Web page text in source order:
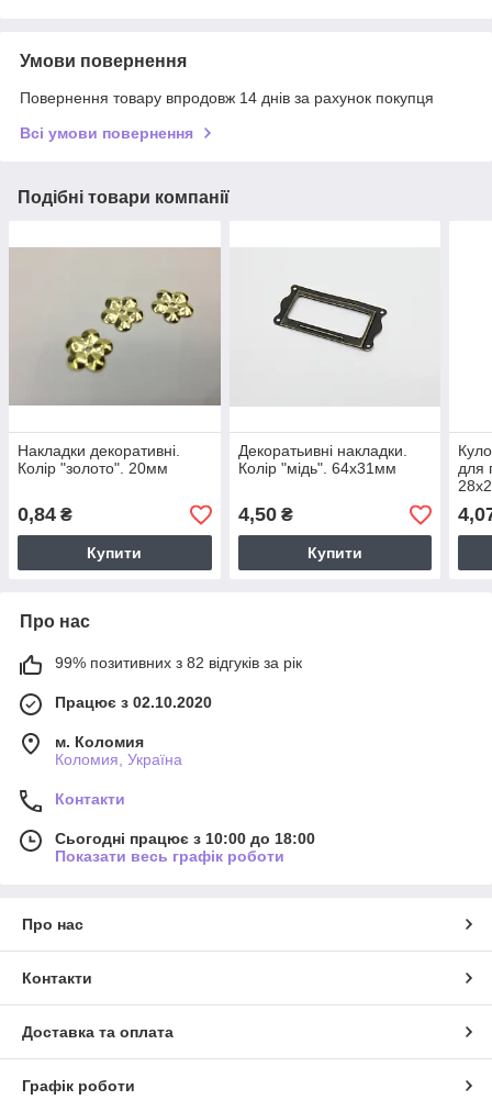
Умови повернення
Повернення товару впродовж 14 днів за рахунок покупця
Всі умови повернення
Подібні товари компанії
Накладки декоративні.
Колір "золото". 20мм
0,84 ₴
Купити
Декоратьивні накладки.
Колір "мідь". 64х31мм
4,50₴
Купити
для
Про нас
99% позитивних з 82 відгуків за рік
Працює з 02.10.2020
м. Коломия
Коломия, Україна
Контакти
Сьогодні працює з 10:00 до 18:00
Показати весь графік роботи
Про нас
Контакти
Доставка та оплата
Графік роботи